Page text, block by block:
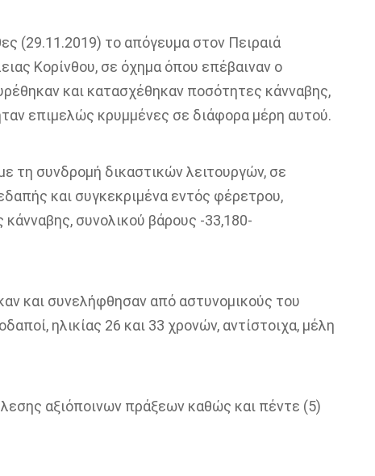
(29.11.2019) το απόγευμα στον Πειραιά
Κορίνθου, σε όχημα όπου επέβαιναν ο
και κατασχέθηκαν ποσότητες κάνναβης,
επιμελώς κρυμμένες σε διάφορα μέρη αυτού.
τη συνδρομή δικαστικών λειτουργών, σε
και συγκεκριμένα εντός φέρετρου,
συνολικού βάρους -33,180-
και συνελήφθησαν από αστυνομικούς του
ηλικίας 26 και 33 χρονών, αντίστοιχα, μέλη
αξιόποινων πράξεων καθώς και πέντε (5)